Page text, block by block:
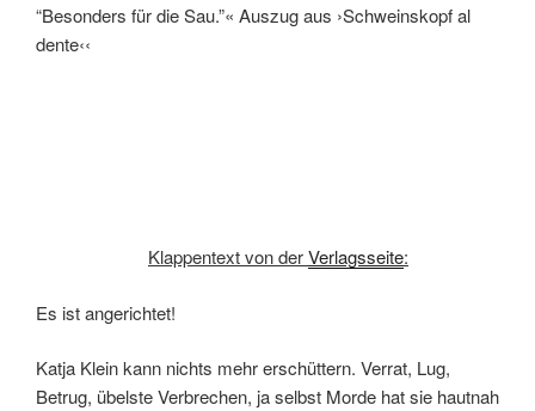
“Besonders für die Sau.”« Auszug aus ›Schweinskopf al
dente‹‹
Klappentext von derVerlagsseite:
Es ist angerichtet!
Katja Klein kann nichts mehr erschüttern. Verrat, Lug,
Betrug, übelste Verbrechen, ja selbst Morde hat sie hautnah